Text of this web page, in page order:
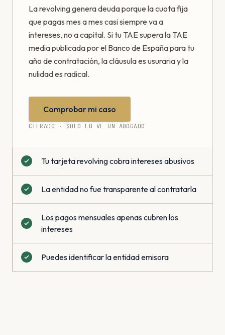
La revolving genera deuda porque la cuota fija
que pagas mes a mes casi siempre va a
intereses, no a capital. Si tu TAE supera la TAE
media publicada por el Banco de España para tu
año de contratación, la cláusula es usuraria y la
nulidad es radical.
Comprobar mi caso
CIFRADO · SOLO LO VE UN ABOGADO
Tu tarjeta revolving cobra intereses abusivos
La entidad no fue transparente al contratarla
Los pagos mensuales apenas cubren los
intereses
Puedes identificar la entidad emisora